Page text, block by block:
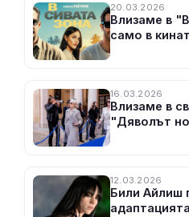
20.03.2026
Влизаме в
само в
16.03.2026
Влизаме в
"Дяволът
12.03.2026
Били Айлиш